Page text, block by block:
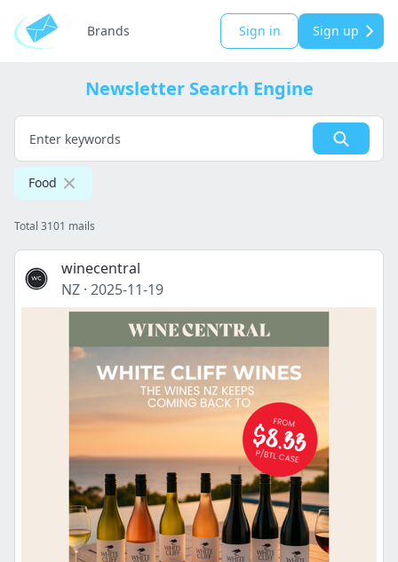
Brands Sign in Sign up
Newsletter Search Engine
Food
Total 3101 mails
winecentral
NZ · 2025-11-19